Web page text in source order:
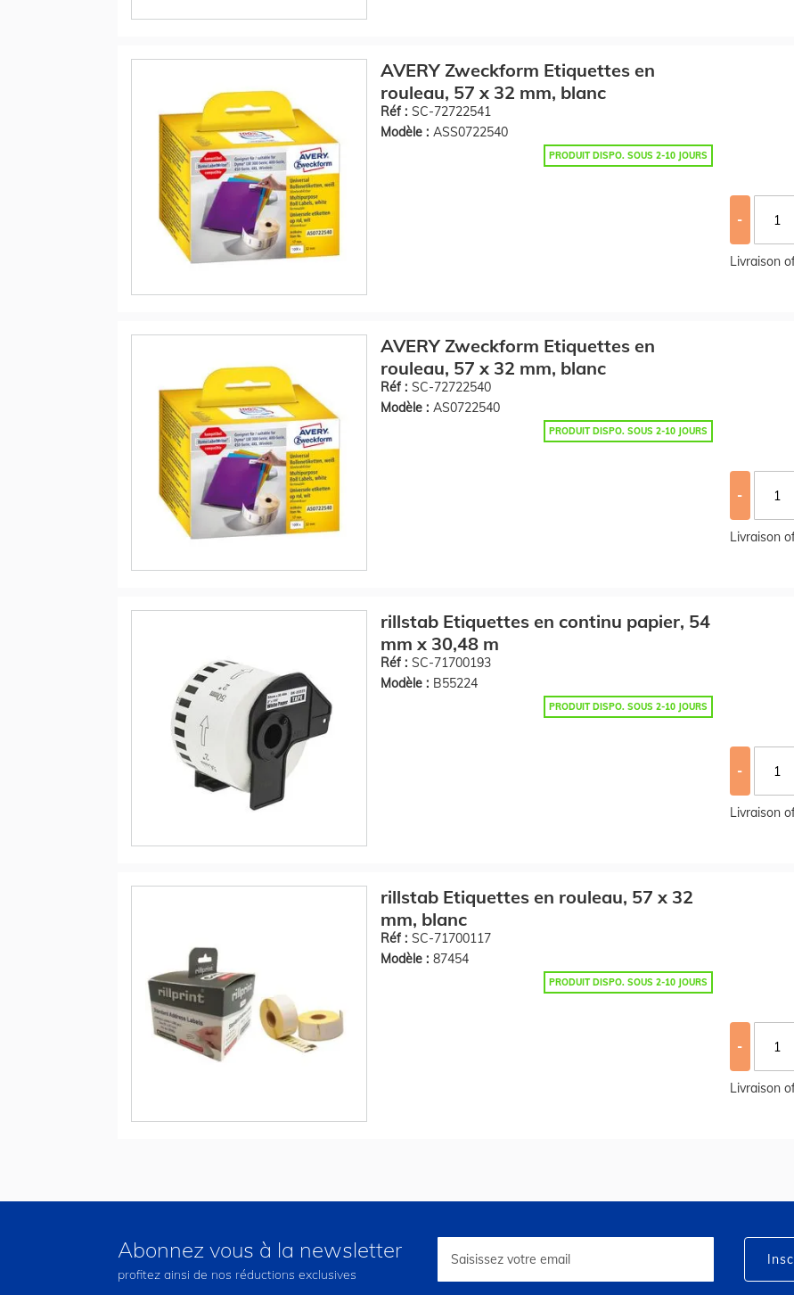
AVERY Zweckform Etiquettes en
rouleau, 57 x 32 mm, blanc
Réf : SC-72722541
Modèle : ASS0722540
PRODUIT DISPO. SOUS 2-10 JOURS
-
Livraison
AVERY Zweckform Etiquettes en
rouleau, 57 x 32 mm, blanc
Réf : SC-72722540
Modèle : AS0722540
PRODUIT DISPO. SOUS 2-10 JOURS
-
Livraison
rillstab Etiquettes en continu papier, 54
mm x 30,48 m
Réf : SC-71700193
Modèle : B55224
PRODUIT DISPO. SOUS 2-10 JOURS
-
Livraison
rillstab Etiquettes en rouleau, 57 x 32
mm, blanc
Réf : SC-71700117
Modèle : 87454
PRODUIT DISPO. SOUS 2-10 JOURS
-
Livraison
Abonnez vous à la newsletter
profitez ainsi de nos réductions exclusives
lettre